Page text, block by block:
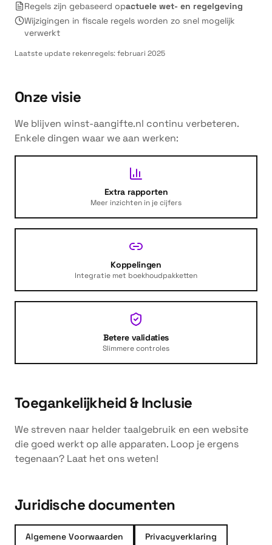
Regels zijn gebaseerd opactuele wet- en regelgeving
Wijzigingen in fiscale regels worden zo snel mogelijk
verwerkt
Laatste update rekenregels: februari 2025
Onze visie
We blijven winst-aangifte.nl continu verbeteren.
Enkele dingen waar we aan werken:
Extra rapporten
Meer inzichten in je cijfers
Koppelingen
Integratie met boekhoudpakketten
Betere validaties
Slimmere controles
Toegankelijkheid & Inclusie
We streven naar helder taalgebruik en een website
die goed werkt op alle apparaten. Loop je ergens
tegenaan? Laat het ons weten!
Juridische documenten
Algemene Voorwaarden Privacyverklaring